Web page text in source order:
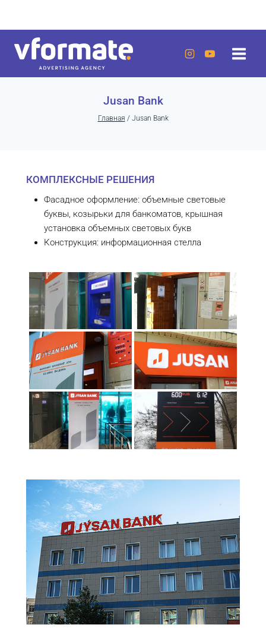
содержанию
Jusan Bank
Главная / Jusan Bank
КОМПЛЕКСНЫЕ РЕШЕНИЯ
Фасадное оформление: объемные световые
буквы, козырьки для банкоматов, крышная
установка объемных световых букв
Конструкция: информационная стелла